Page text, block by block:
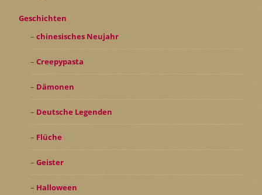
Geschichten
chinesisches Neujahr
Creepypasta
Dämonen
Deutsche Legenden
Flüche
Geister
Halloween